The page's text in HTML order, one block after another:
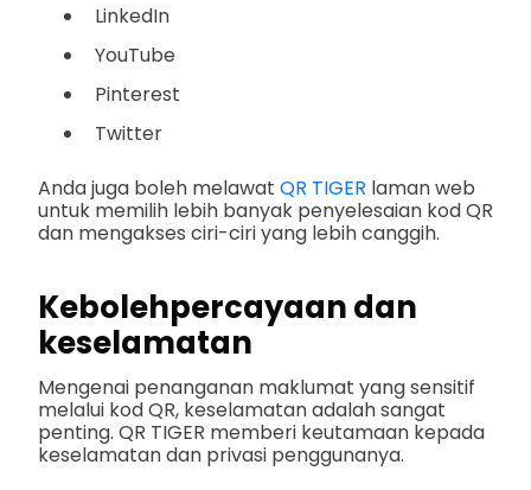
LinkedIn
YouTube
Pinterest
Twitter
Anda juga boleh melawat QR TIGER laman web
untuk memilih lebih banyak penyelesaian kod QR
dan mengakses ciri-ciri yang lebih canggih.
Kebolehpercayaan dan
keselamatan
Mengenai penanganan maklumat yang sensitif
melalui kod QR, keselamatan adalah sangat
penting. QR TIGER memberi keutamaan kepada
keselamatan dan privasi penggunanya.